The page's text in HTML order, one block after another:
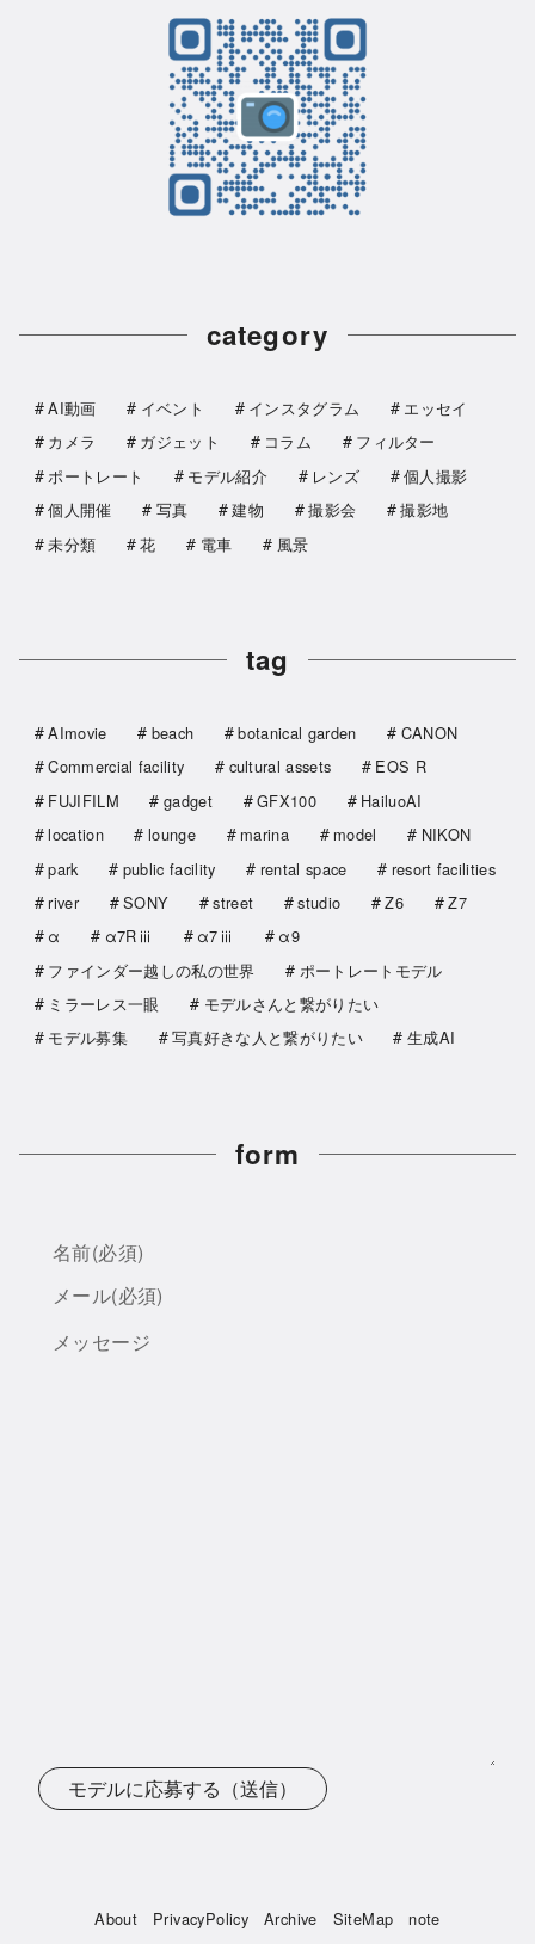
category
AI動画 イベント インスタグラム
エッセイ
カメラ
ガジェット コラム
フィルター
ポートレート
モデル紹介 レンズ
個人撮影
個人開催
写真 建物 撮影会
撮影地
未分類
花 電車 風景
tag
AImovie beach botanical garden
CANON
Commercial facility
cultural assets
EOS R
FUJIFILM
gadget GFX100
HailuoAI
location
lounge marina model
NIKON
park
public facility rental space
resort facilities
river
SONY street studio Z6
Z7
α
α7Rⅲ α7ⅲ
α9
ファインダー越しの私の世界
ポートレートモデル
ミラーレス一眼
モデルさんと繋がりたい
モデル募集
写真好きな人と繋がりたい 生成AI
form
名前(必須)
メール(必須)
メッセージ
モデルに応募する（送信）
About PrivacyPolicy Archive SiteMap note